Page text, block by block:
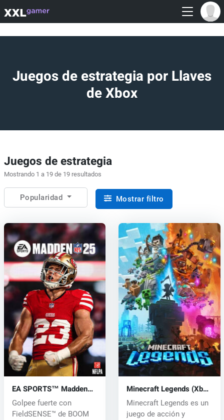
Juegos de estrategia por Llaves
de Xbox
Juegos de estrategia
Mostrando 1 a 19 de 19 resultados
Popularidad Mostrar filtro
EA SPORTS™ Madden
NFL 25 (Xbox One) key
Golpee fuerte con
FieldSENSE™ de BOOM
Minecraft Legends (Xbox
One) key
Minecraft Legends es un
juego de acción y